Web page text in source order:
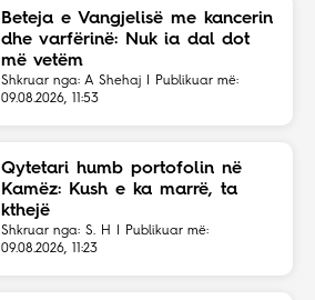
Beteja e Vangjelisë me kancerin
dhe varfërinë: Nuk ia dal dot
më vetëm
Shkruar nga: A Shehaj | Publikuar më:
09.08.2026, 11:53
Qytetari humb portofolin në
Kamëz: Kush e ka marrë, ta
kthejë
Shkruar nga: S. H | Publikuar më:
09.08.2026, 11:23